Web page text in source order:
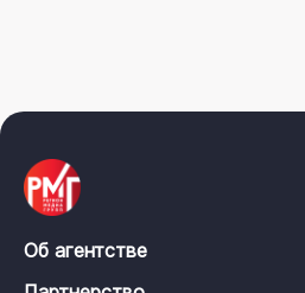
Об агентстве